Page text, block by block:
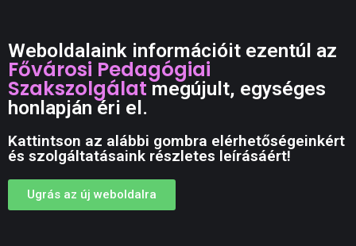
Weboldalaink információit ezentúl az
Fővárosi Pedagógiai
Szakszolgálatmegújult, egységes
honlapján éri el.
Kattintson az alábbi gombra elérhetőségeinkért
és szolgáltatásaink részletes leírásáért!
Ugrás az új weboldalra